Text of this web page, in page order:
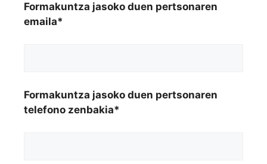
Formakuntza jasoko duen pertsonaren
emaila*
Formakuntza jasoko duen pertsonaren
telefono zenbakia*